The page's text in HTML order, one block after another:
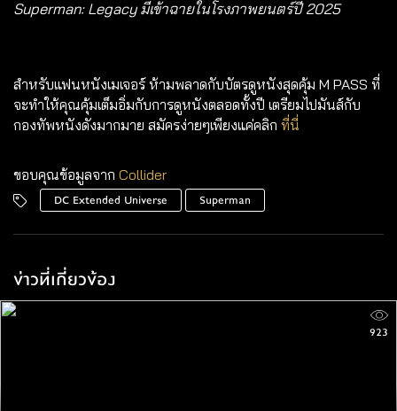
Superman: Legacy มีเข้าฉายในโรงภาพยนตร์ปี 2025
สำหรับแฟนหนังเมเจอร์ ห้ามพลาดกับบัตรดูหนังสุดคุ้ม M PASS ที่
จะทำให้คุณคุ้มเต็มอิ่มกับการดูหนังตลอดทั้งปี เตรียมไปมันส์กับ
กองทัพหนังดังมากมาย สมัครง่ายๆเพียงแค่คลิก ที่นี่
ขอบคุณข้อมูลจาก Collider
DC Extended Universe Superman
ข่าวที่เกี่ยวข้อง
923